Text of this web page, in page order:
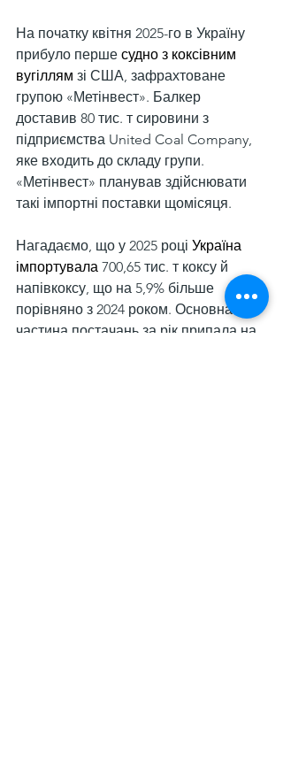
На початку квітня 2025-го в Україну
прибуло перше судно з коксівним
вугіллям зі США, зафрахтоване
групою «Метінвест». Балкер
доставив 80 тис. т сировини з
підприємства United Coal Company,
яке входить до складу групи.
«Метінвест» планував здійснювати
такі імпортні поставки щомісяця.
Нагадаємо, що у 2025 році Україна
імпортувала 700,65 тис. т коксу й
напівкоксу, що на 5,9% більше
порівняно з 2024 роком. Основна
частина постачань за рік припала на